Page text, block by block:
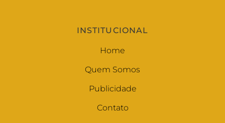
INSTITUCIONAL
Home
Quem Somos
Publicidade
Contato